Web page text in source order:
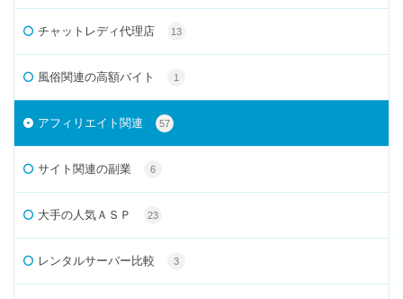
チャットレディ代理店 13
風俗関連の高額バイト 1
アフィリエイト関連 57
サイト関連の副業 6
大手の人気ＡＳＰ 23
レンタルサーバー比較 3